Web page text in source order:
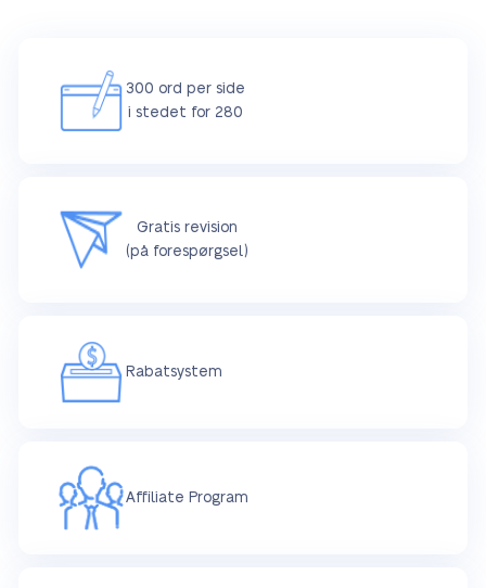
300 ord per side
i stedet for 280
Gratis revision
(på forespørgsel)
Rabatsystem
Affiliate Program